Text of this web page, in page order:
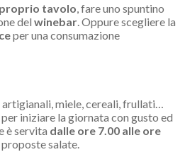
proprio tavolo , fare uno spuntino
del winebar . Oppure scegliere la
per una consumazione
miele, cereali, frullati…
iniziare la giornata con gusto ed
è servita dalle ore 7.00 alle ore
proposte salate.